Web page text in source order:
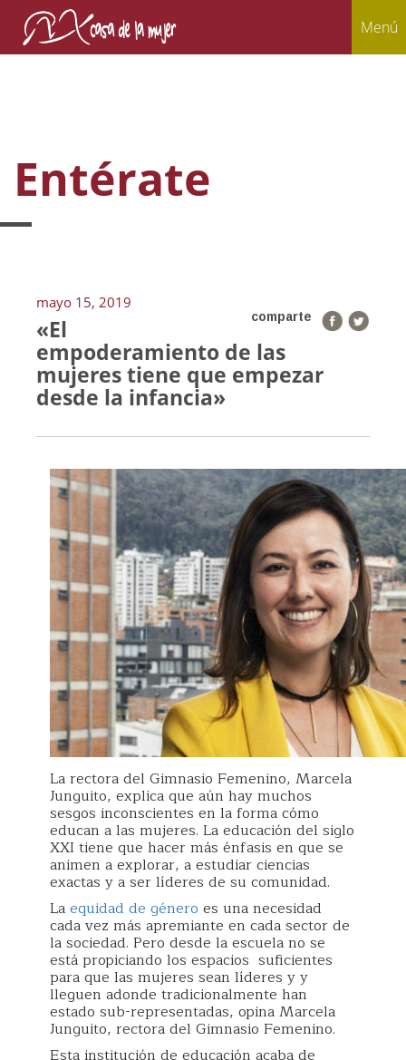
Menú
Entérate
mayo 15, 2019
comparte
«El
empoderamiento de las
mujeres tiene que empezar
desde la infancia»
La rectora del Gimnasio Femenino, Marcela
Junguito, explica que aún hay muchos
sesgos inconscientes en la forma cómo
educan a las mujeres. La educación del siglo
XXI tiene que hacer más énfasis en que se
animen a explorar, a estudiar ciencias
exactas y a ser líderes de su comunidad.
Laequidad de género es una necesidad
cada vez más apremiante en cada sector de
la sociedad. Pero desde la escuela no se
está propiciando los espacios suficientes
para que las mujeres sean líderes y y
lleguen adonde tradicionalmente han
estado sub-representadas, opina Marcela
Junguito, rectora del Gimnasio Femenino.